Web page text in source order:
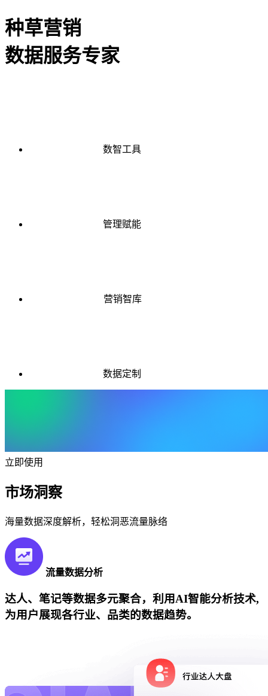
种草营销
数据服务专家
数智工具
管理赋能
营销智库
数据定制
立即使用
市场洞察
海量数据深度解析，轻松洞恶流量脉络
流量数据分析
达人、笔记等数据多元聚合，利用AI智能分析技术,
为用户展现各行业、品类的数据趋势。